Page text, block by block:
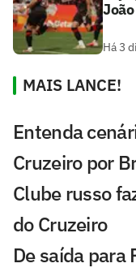
Há 3
MAIS LANCE!
Entenda
Cruzeiro por
Clube russo
do Cruzeiro
De saída para